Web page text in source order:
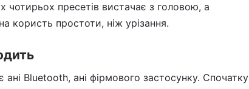
чотирьох пресетів вистачає з головою, а
користь простоти, ніж урізання.
Bluetooth, ані фірмового застосунку. Спочатку